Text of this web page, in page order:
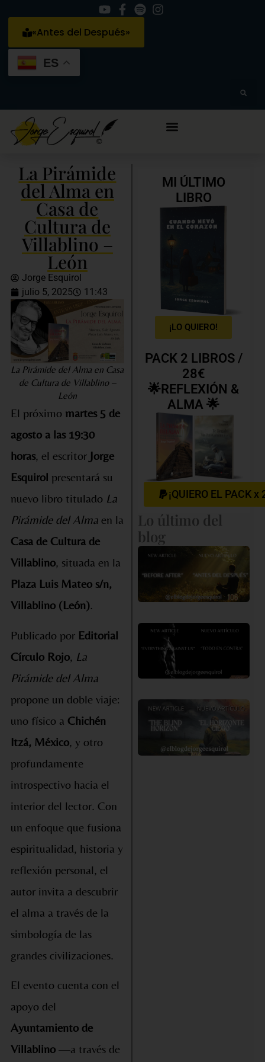
«Antes del Después»
ES
La Pirámide
del Alma en
Casa de
Cultura de
Villablino –
León
Jorge Esquirol
julio 5, 2025
11:43
La Pirámide del Alma en Casa
de Cultura de Villablino –
León
El próximo martes 5 de
agosto a las 19:30
horas, el escritor Jorge
Esquirol presentará su
nuevo libro titulado La
Pirámide del Almaen la
Casa de Cultura de
Villablino, situada en la
Plaza Luis Mateo s/n,
Villablino (León).
Publicado por Editorial
Círculo Rojo, La
Pirámide del Alma
propone un doble viaje:
uno físico a Chichén
Itzá, México, y otro
profundamente
introspectivo hacia el
interior del lector. Con
un enfoque que fusiona
espiritualidad, historia y
reflexión personal, el
autor invita a descubrir
el alma a través de la
simbología de las
grandes civilizaciones.
El evento cuenta con el
apoyo del
Ayuntamiento de
Villablino—a través de
MI ÚLTIMO
LIBRO
¡LO QUIERO!
PACK 2 LIBROS /
28€
🌟REFLEXIÓN &
ALMA 🌟
¡QUIERO EL PACK x
Lo último del
blog